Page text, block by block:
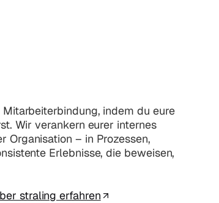
indem du eure
Wir verankern eurer internes
Organisation – in Prozessen,
Erlebnisse, die beweisen,
straling erfahren